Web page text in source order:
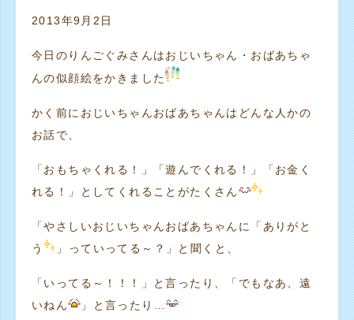
2013年9月2日
今日のりんごぐみさんはおじいちゃん・おばあちゃ
んの似顔絵をかきました
かく前におじいちゃんおばあちゃんはどんな人かの
お話で、
「おもちゃくれる！」「遊んでくれる！」「お金く
れる！」としてくれることがたくさん
「やさしいおじいちゃんおばあちゃんに「ありがと
う
」っていってる～？」と聞くと、
「いってる～！！！」と言ったり、「でもなあ、遠
いねん
」と言ったり…